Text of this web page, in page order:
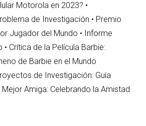
Motorola en 2023? •
de Investigación • Premio
Jugador del Mundo • Informe
• Crítica de la Película Barbie:
de Barbie en el Mundo
de Investigación: Guía
Mejor Amiga: Celebrando la Amistad